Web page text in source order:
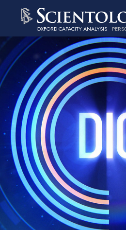
OXFORD CAPACITY ANALYSIS